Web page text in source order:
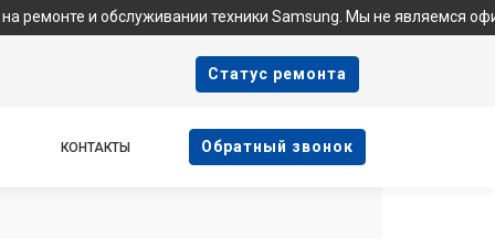
техники Samsung. Мы не являемся официальным
Cтатус ремонта
КОНТАКТЫ Oбратный звонок